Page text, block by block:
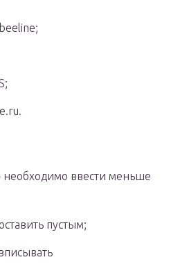
необходимо ввести меньше
пустым;